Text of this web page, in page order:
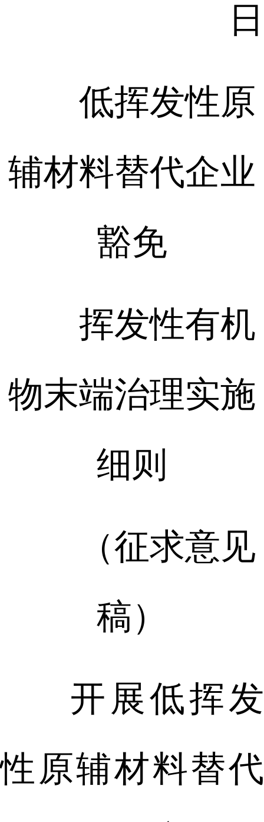
日
低挥发性原
辅材料替代企业
豁免
挥发性有机
物末端治理实施
细则
（征求意见
稿）
开展低挥发
性原辅材料替代